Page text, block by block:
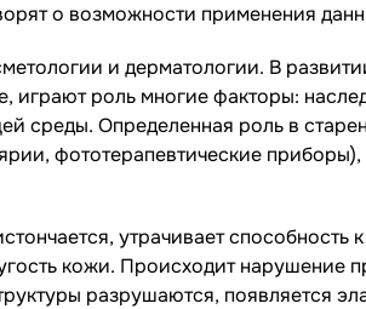
о возможности применения
и дерматологии. В
роль многие факторы:
среды. Определенная роль в
фототерапевтические приборы),
утрачивает
кожи. Происходит нарушение
разрушаются, появляется